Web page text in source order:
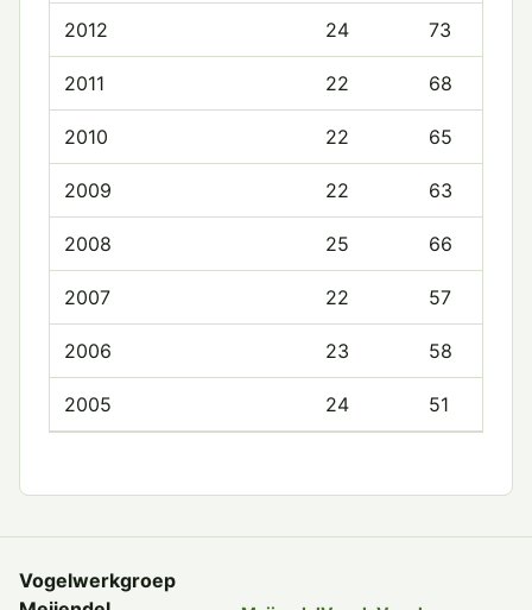
2012 24 73
2011 22 68
2010 22 65
2009 22 63
2008 25 66
2007 22 57
2006 23 58
2005 24 51
Vogelwerkgroep